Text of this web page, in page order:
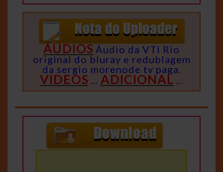
ÁUDIOS Áudio da VTI Rio
original do bluray e redublagem
da sergio morenode tv paga.
VIDEOS … ADICIONAL …